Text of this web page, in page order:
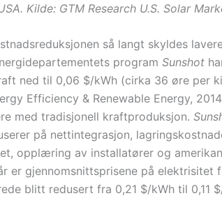
Kilde: GTM Research U.S. Solar
så langt skyldes
program Sunshot
ned til 0,06 $/kWh (cirka 36 øre per
Efficiency & Renewable Energy,
med tradisjonell kraftproduksjon.
på nettintegrasjon,
opplæring av installatører og
er gjennomsnittsprisene på elektrisitet
blitt redusert fra 0,21 $/kWh til 0,11